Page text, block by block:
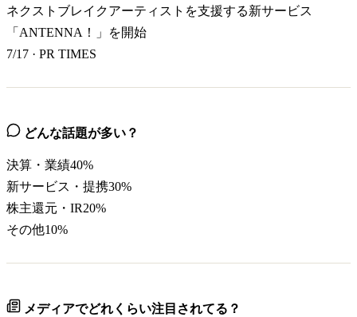
ネクストブレイクアーティストを支援する新サービス
「ANTENNA！」を開始
7/17 · PR TIMES
どんな話題が多い？
決算・業績40%
新サービス・提携30%
株主還元・IR20%
その他10%
メディアでどれくらい注目されてる？